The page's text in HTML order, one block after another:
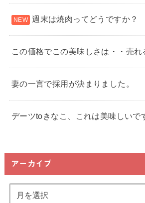
週末は焼肉ってどうですか？
この価格でこの美味しさは・・売れ
妻の一言で採用が決まりました。
デーツtoきなこ、これは美味しいで
アーカイブ